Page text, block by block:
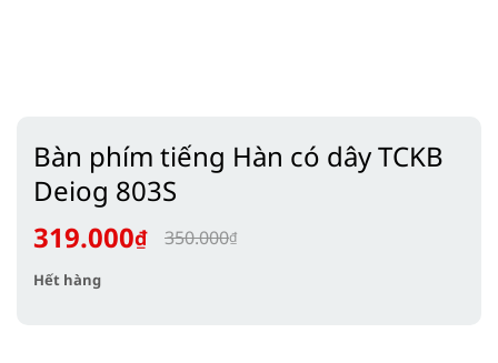
Bàn phím tiếng Hàn có dây TCKB
Deiog 803S
350.000₫
Giá
gốc
319.000₫
Giá
hiện
Hết hàng